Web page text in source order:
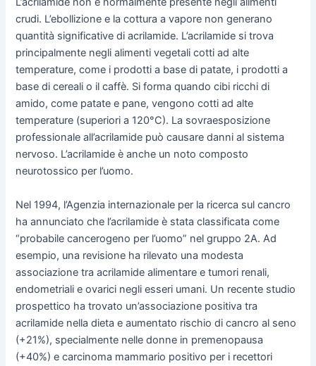
crudi. L’ebollizione e la cottura a vapore non generano
quantità significative di acrilamide. L’acrilamide si trova
principalmente negli alimenti vegetali cotti ad alte
temperature, come i prodotti a base di patate, i prodotti a
base di cereali o il caffè. Si forma quando cibi ricchi di
amido, come patate e pane, vengono cotti ad alte
temperature (superiori a 120°C). La sovraesposizione
professionale all’acrilamide può causare danni al sistema
nervoso. L’acrilamide è anche un noto composto
neurotossico per l’uomo.
Nel 1994, l’Agenzia internazionale per la ricerca sul cancro
ha annunciato che l’acrilamide è stata classificata come
“probabile cancerogeno per l’uomo” nel gruppo 2A. Ad
esempio, una revisione ha rilevato una modesta
associazione tra acrilamide alimentare e tumori renali,
endometriali e ovarici negli esseri umani. Un recente studio
prospettico ha trovato un’associazione positiva tra
acrilamide nella dieta e aumentato rischio di cancro al seno
(+21%), specialmente nelle donne in premenopausa
(+40%) e carcinoma mammario positivo per i recettori